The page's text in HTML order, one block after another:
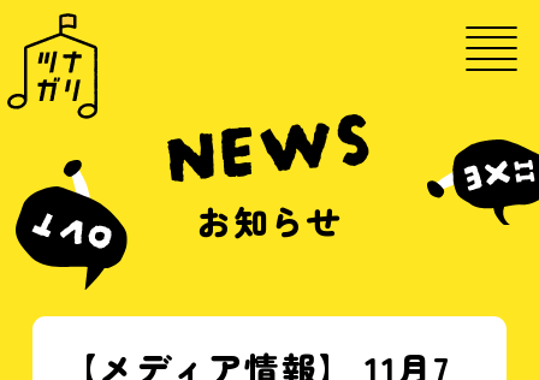
NEWS
お知らせ
【メディア情報】 11月7